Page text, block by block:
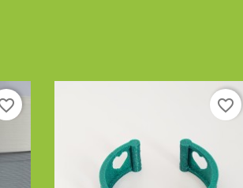
favorite_border